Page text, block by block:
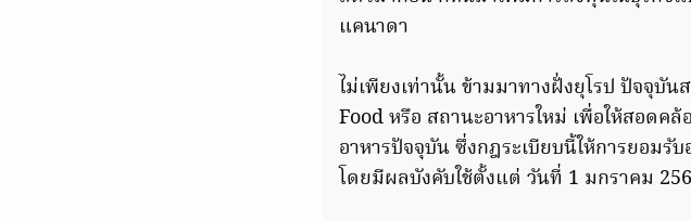
แคนาดา
ไม่เพียงเท่านั้น ข้ามมาทางฝั่งยุโรป ปัจจุบั
Food หรือ สถานะอาหารใหม่ เพื่อให้สอดค
อาหารปัจจุบัน ซึ่งกฎระเบียบนี้ให้การยอม
โดยมีผลบังคับใช้ตั้งแต่ วันที่ 1 มกราคม